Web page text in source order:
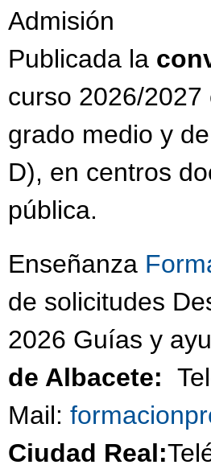
Admisión
Publicada la
curso 2026/
grado medio y
D), en centros
pública.
Enseñanza
de solicitudes
2026 Guías y
de Albacete:
Mail:
Ciudad Real: